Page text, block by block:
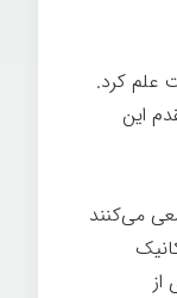
علم کرد.
این
می‌کنند